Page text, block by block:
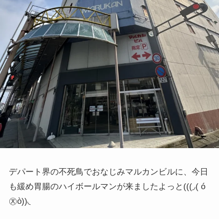
デパート界の不死鳥でおなじみマルカンビルに、今日
も緩め胃腸のハイボールマンが来ましたよっと (((◞( ó
㉨ò))◟